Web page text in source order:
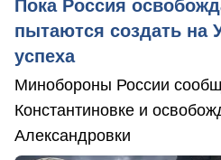
Пока Россия
пытаются создать на
успеха
Минобороны России
Константиновке и
Александровки